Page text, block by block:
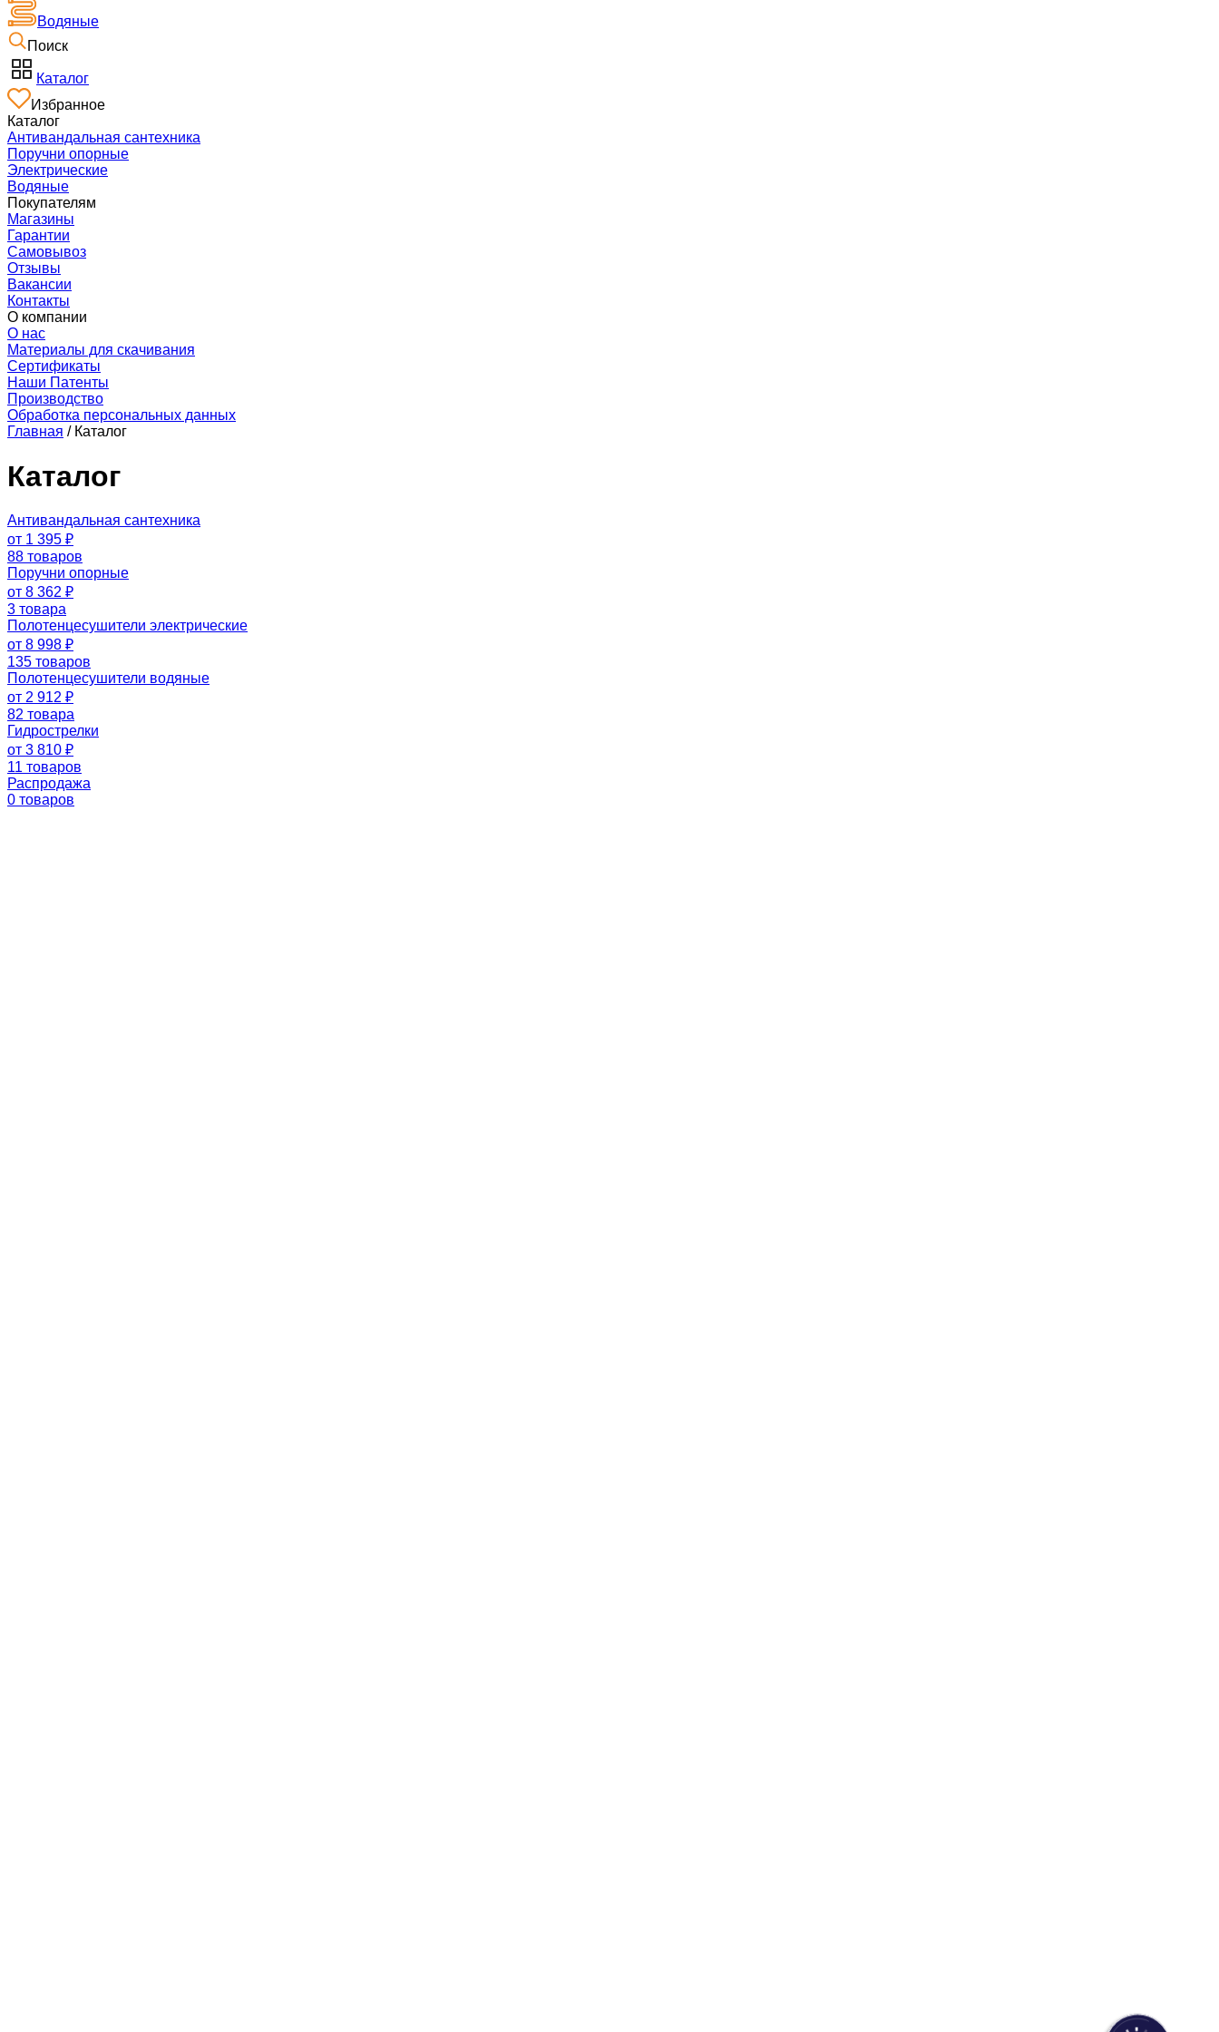
Водяные
Поиск
Каталог
Избранное
Каталог
Антивандальная сантехника
Поручни опорные
Электрические
Водяные
Покупателям
Магазины
Гарантии
Самовывоз
Отзывы
Вакансии
Контакты
О компании
О нас
Материалы для скачивания
Сертификаты
Наши Патенты
Производство
Обработка персональных данных
Главная / Каталог
Каталог
Антивандальная сантехника
от 1 395 ₽
88 товаров
Поручни опорные
от 8 362 ₽
3 товара
Полотенцесушители электрические
от 8 998 ₽
135 товаров
Полотенцесушители водяные
от 2 912 ₽
82 товара
Гидрострелки
от 3 810 ₽
11 товаров
Распродажа
0 товаров